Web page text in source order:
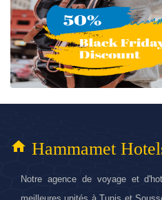
home Hammamet
Notre agence de voyage et